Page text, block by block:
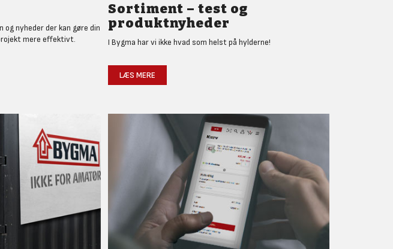
nyheder der kan gøre din
mere effektivt.
Sortiment – test og
produktnyheder
I Bygma har vi ikke hvad som helst på hylderne!
LÆS MERE